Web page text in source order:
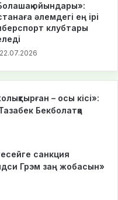
ойындары»:
әлемдегі ең ірі
клубтары
22.07.2026
– осы кісі»:
Бекболатқа
санкция
Грэм заң жобасын»